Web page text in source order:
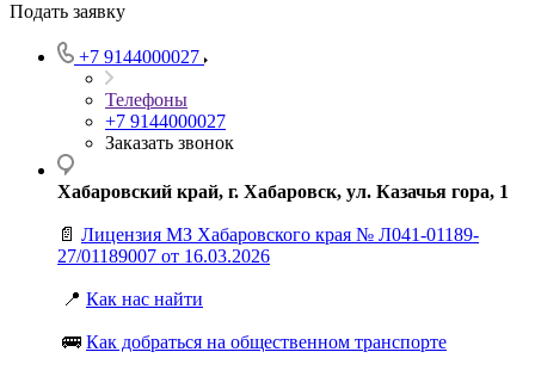
Подать заявку
+7 9144000027
Телефоны
+7 9144000027
Заказать звонок
Хабаровский край, г. Хабаровск, ул. Казачья гора, 1
📄 Лицензия МЗ Хабаровского края № Л041-01189-
27/01189007 от 16.03.2026
📍 Как нас найти
🚌 Как добраться на общественном транспорте